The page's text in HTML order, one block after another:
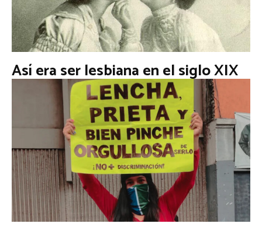
Así era ser lesbiana en el siglo XIX